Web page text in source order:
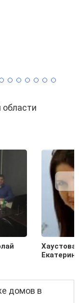
Хаустова
домов в